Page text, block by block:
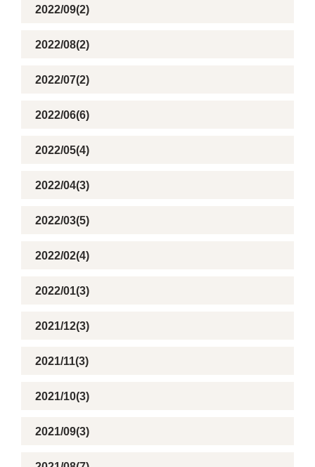
2022/09(2)
2022/08(2)
2022/07(2)
2022/06(6)
2022/05(4)
2022/04(3)
2022/03(5)
2022/02(4)
2022/01(3)
2021/12(3)
2021/11(3)
2021/10(3)
2021/09(3)